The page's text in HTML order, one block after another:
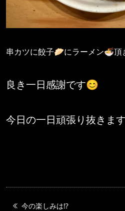
串カツに餃子🥟にラーメン🍜頂
良き一日感謝です😊
今日の一日頑張り抜きま
今の楽しみは⁉️